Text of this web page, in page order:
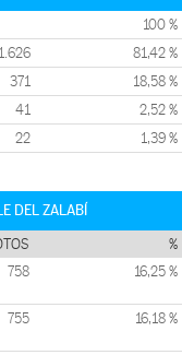
100 %
1.626 81,42 %
371 18,58 %
41 2,52 %
22 1,39 %
DEL ZALABÍ
%
758 16,25 %
755 16,18 %